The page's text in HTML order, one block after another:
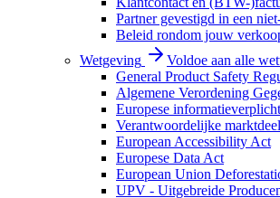
Partner gevestigd in een
Beleid rondom jouw
Wetgeving
Voldoe aan alle
General Product Safety
Algemene Verordening
Europese
Verantwoordelijke
European Accessibility Act
Europese Data Act
European Union
UPV - Uitgebreide